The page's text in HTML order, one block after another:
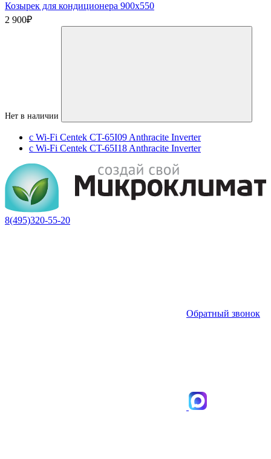
Козырек для кондиционера 900х550
2 900₽
Нет в наличии
с Wi-Fi Centek CT-65I09 Anthracite Inverter
с Wi-Fi Centek CT-65I18 Anthracite Inverter
8(495)320-55-20
Обратный звонок